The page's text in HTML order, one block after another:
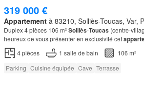
319 000 €
Appartementà 83210, Solliès-Toucas, Var,
Duplex 4 pièces 106 m²Solliès-Toucas (centre-
heureux de vous présenter en exclusivité cet
11,23 m2 - 1 salle de bain - 1 WC indépendant
4pièces 1 salle de bain
106 m²
Parking Cuisine équipée Cave Terrasse